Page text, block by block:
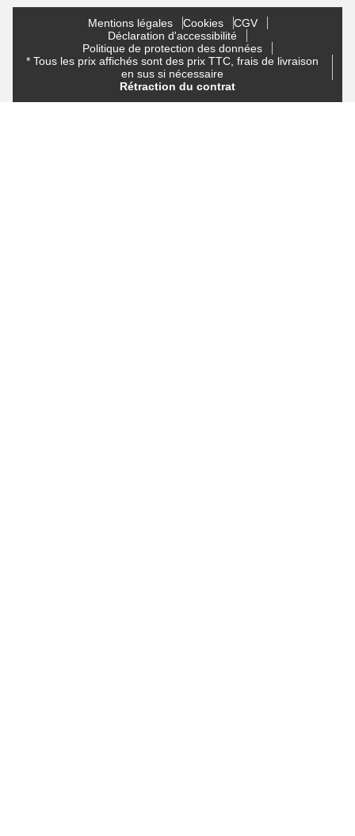
Mentions légales Cookies
CGV
Déclaration d'accessibilité
Politique de protection des données
* Tous les prix affichés sont des prix TTC, frais de livraison
en sus si nécessaire
Rétraction du contrat